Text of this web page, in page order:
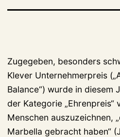
Zugegeben, besonders
Klever Unternehmerpreis
Balance“) wurde in diesem
der Kategorie „Ehrenpreis“
Menschen auszuzeichnen,
Marbella gebracht haben“